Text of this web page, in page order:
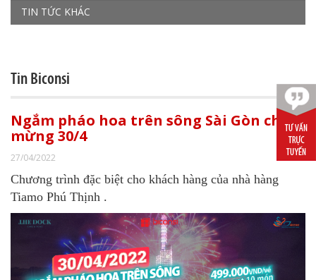
TIN TỨC KHÁC
Tin Biconsi
Ngắm pháo hoa trên sông Sài Gòn chào
mừng 30/4
27/04/2022
Chương trình đặc biệt cho khách hàng của nhà hàng
Tiamo Phú Thịnh .